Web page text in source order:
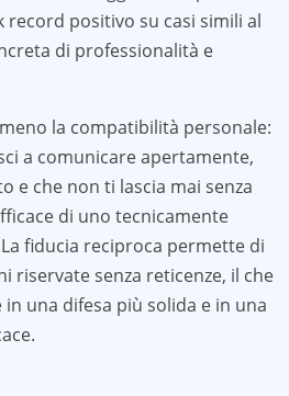
positivo su casi simili al
di professionalità e
la compatibilità personale:
a comunicare apertamente,
e che non ti lascia mai senza
di uno tecnicamente
fiducia reciproca permette di
riservate senza reticenze, il che
una difesa più solida e in una